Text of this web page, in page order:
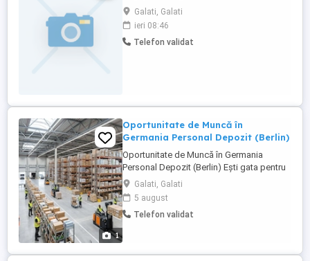
Galati, Galati
ieri 08:46
Telefon validat
1
Oportunitate de Muncă în
Germania Personal Depozit (Berlin)
Oportunitate de Muncă în Germania
Personal Depozit (Berlin) Ești gata pentru
o schimbare profesională? Te așteptăm
în echipa noastră dintr-un depozit logistic
modern din Berlin! Oferim condiții
excelente de muncă, stabilitate și salarii
Galati, Galati
5 august
Telefon validat